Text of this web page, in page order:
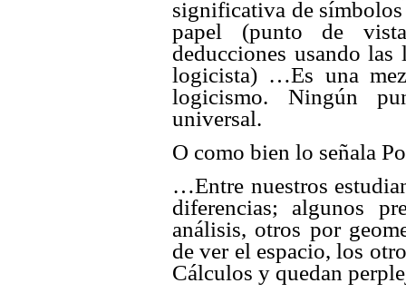
significativa de símbolos
papel (punto de
deducciones usando
logicista) …Es una
logicismo. Ningún
universal.
O como bien lo señala
…Entre nuestros
diferencias; algunos
análisis, otros por
de ver el espacio, los
Cálculos y quedan